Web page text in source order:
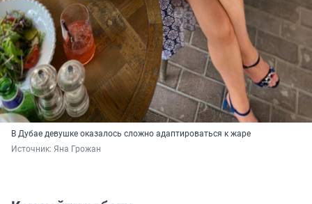
В Дубае девушке оказалось сложно адаптироваться к жаре
Источник: Яна Грожан